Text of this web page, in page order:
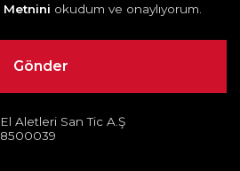
Metnini okudum ve onaylıyorum.
Aletleri San Tic A.Ş